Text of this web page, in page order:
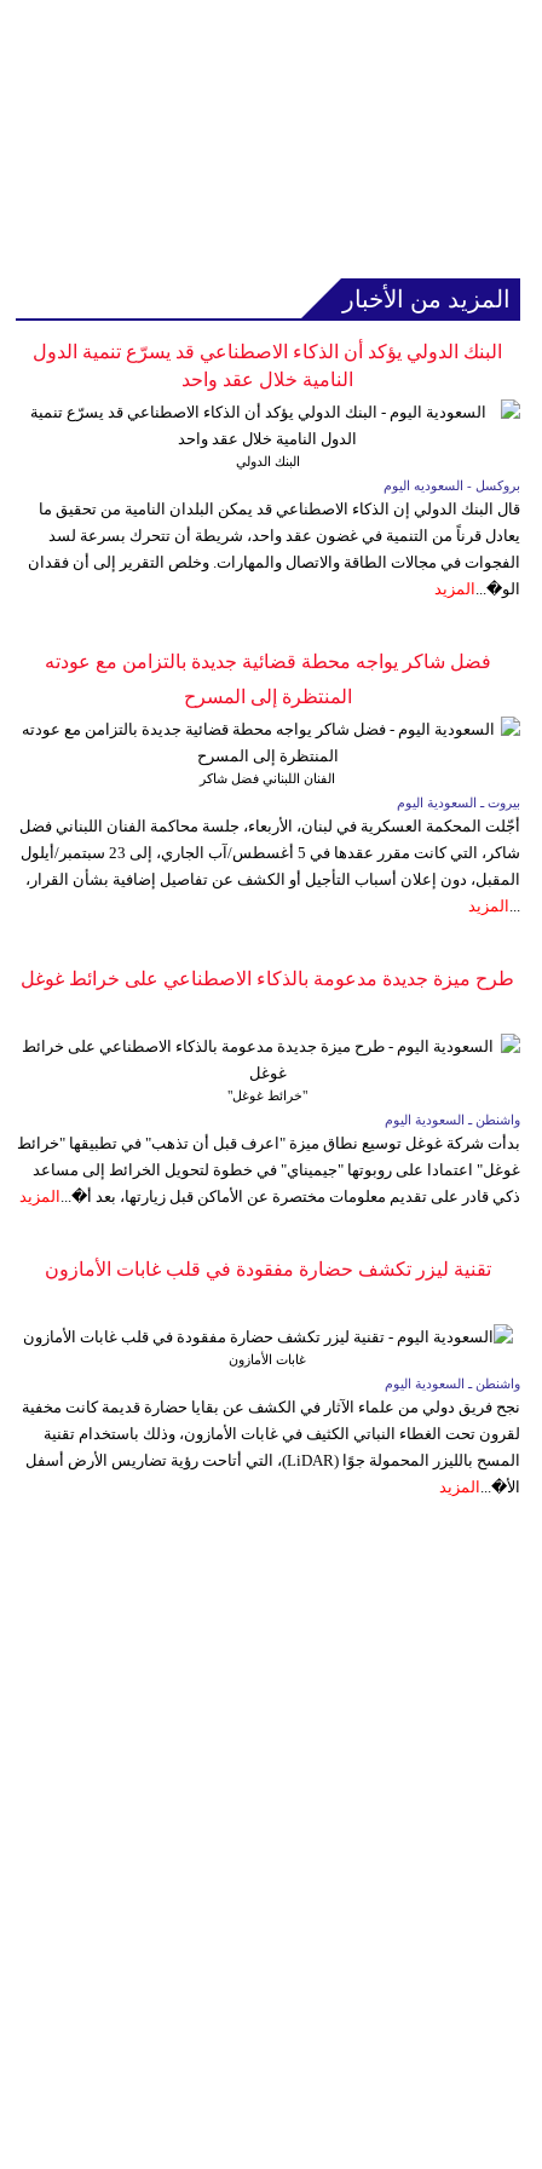
المزيد من الأخبار
البنك الدولي يؤكد أن الذكاء الاصطناعي قد يسرّع تنمية الدول
النامية خلال عقد واحد
البنك الدولي
بروكسل - السعوديه اليوم
قال البنك الدولي إن الذكاء الاصطناعي قد يمكن البلدان النامية من تحقيق ما
يعادل قرناً من التنمية في غضون عقد واحد، شريطة أن تتحرك بسرعة لسد
الفجوات في مجالات الطاقة والاتصال والمهارات. وخلص التقرير إلى أن فقدان
الو�... المزيد
فضل شاكر يواجه محطة قضائية جديدة بالتزامن مع عودته
المنتظرة إلى المسرح
الفنان اللبناني فضل شاكر
بيروت ـ السعودية اليوم
أجّلت المحكمة العسكرية في لبنان، الأربعاء، جلسة محاكمة الفنان اللبناني فضل
شاكر، التي كانت مقرر عقدها في 5 أغسطس/آب الجاري، إلى 23 سبتمبر/أيلول
المقبل، دون إعلان أسباب التأجيل أو الكشف عن تفاصيل إضافية بشأن القرار،
المزيد
طرح ميزة جديدة مدعومة بالذكاء الاصطناعي على خرائط غوغل
"خرائط غوغل"
واشنطن ـ السعودية اليوم
بدأت شركة غوغل توسيع نطاق ميزة "اعرف قبل أن تذهب" في تطبيقها "خرائط
غوغل" اعتمادا على روبوتها "جيميناي" في خطوة لتحويل الخرائط إلى مساعد
ذكي قادر على تقديم معلومات مختصرة عن الأماكن قبل زيارتها، بعد أ�... المزيد
تقنية ليزر تكشف حضارة مفقودة في قلب غابات الأمازون
غابات الأمازون
واشنطن ـ السعودية اليوم
نجح فريق دولي من علماء الآثار في الكشف عن بقايا حضارة قديمة كانت مخفية
لقرون تحت الغطاء النباتي الكثيف في غابات الأمازون، وذلك باستخدام تقنية
المسح بالليزر المحمولة جوًا (LiDAR)، التي أتاحت رؤية تضاريس الأرض أسفل
الأ�... المزيد